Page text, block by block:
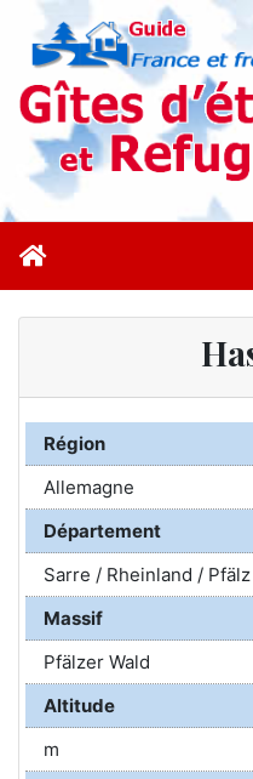
Région
Allemagne
Département
Sarre / Rheinland / Pfälz
Massif
Pfälzer Wald
Altitude
m